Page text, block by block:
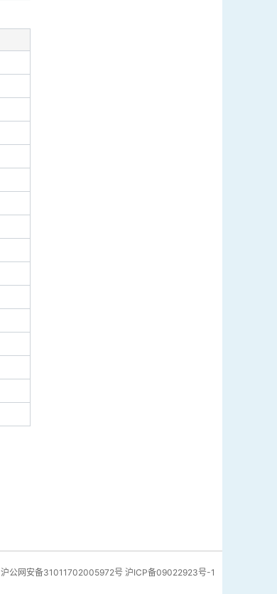
沪公网安备31011702005972号 沪ICP备09022923号-1